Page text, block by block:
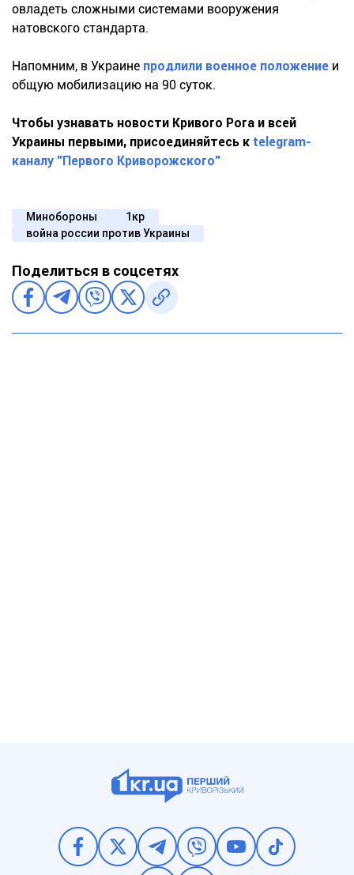
овладеть сложными системами вооружения
натовского стандарта.
Напомним, в Украине продлили военное положение и
общую мобилизацию на 90 суток.
Чтобы узнавать новости Кривого Рога и всей
Украины первыми, присоединяйтесь к telegram-
каналу "Первого Криворожского"
Минобороны
1кр
война россии против Украины
Поделиться в соцсетях